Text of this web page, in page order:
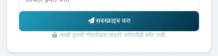
सबस्क्राइब करा
आम्ही तुमची गोपनीयता जपतो. कोणतीही स्पॅम नाही.